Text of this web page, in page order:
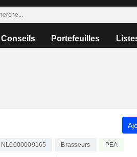
Conseils Portefeuilles
NL0000009165 Brasseurs PEA